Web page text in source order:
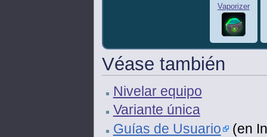
Vaporizer
Véase también
Nivelar equipo
Variante única
Guías de Usuario (en